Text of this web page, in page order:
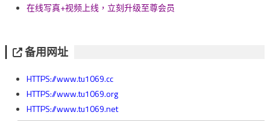
在线写真+视频上线，立刻升级至尊会员
备用网址
HTTPS://www.tu1069.cc
HTTPS://www.tu1069.org
HTTPS://www.tu1069.net